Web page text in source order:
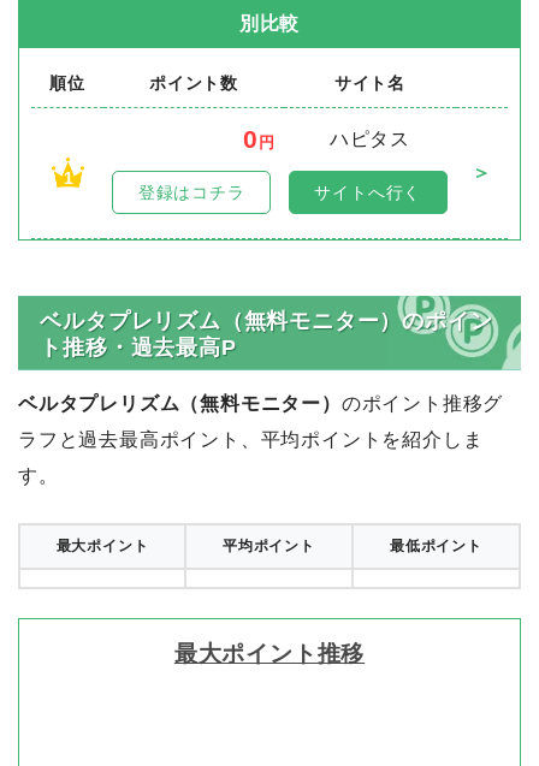
別比較
順位 ポイント数 サイト名
1
0 円
ハピタス
＞
登録はコチラ サイトへ行く
ベルタプレリズム（無料モニター）のポイン
ト推移・過去最高P
ベルタプレリズム（無料モニター） のポイント推移グ
ラフと過去最高ポイント、平均ポイントを紹介しま
す。
最大ポイント 平均ポイント 最低ポイント
最大ポイント推移